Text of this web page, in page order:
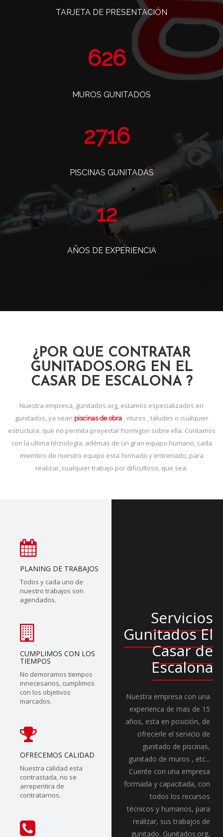
TARJETA DE PRESENTACIÓN
765
MUROS GUNITADOS
3318
PISCINAS GUNITADAS
14
AÑOS DE EXPERIENCIA
¿POR QUE CONTRATAR
GUNITADOS.ORG EN EL
CASAR DE ESCALONA ?
Nuestra empresa, gunitados.org, estamos especializados en
gunitados, ya sean piscinas de obra, muros , taludes o cualquier
estructura, que no permita proyectar hormigon sobre ella. Contamos
con la ultima técnologia, adémas de un gran equipo humano, cada
miembro de nuestro equipo esta formado y entrenado, para
realizar, cualquier trabajo por dificultoso, que sea.
PLANING DE TRABAJOS
Todos y cada uno de
nuestro trabajos son
agendados.
CUMPLIMOS CON LOS
TIEMPOS
No demoramos tiempos
innecesarios, cumplimos
con los objetivos
marcados.
OFRECEMOS CALIDAD
Nuestra calidad esta
contrastada, no se
arrepentira de
contratarnos.
Servicios
Gunitados El
Casar de
Escalona
Nuestra empresa con una
experienca de mas de 15
años, esta en posición, de
ofrecerle el servicio de
gunitado de piscinas,
gunitado de muros , etc...
Cuente con una empresa
formada y capacitada, con
todos los recursos
técnicos y humanos, para
realizar, sus trabajos de
gunitado. Gunitados.org,